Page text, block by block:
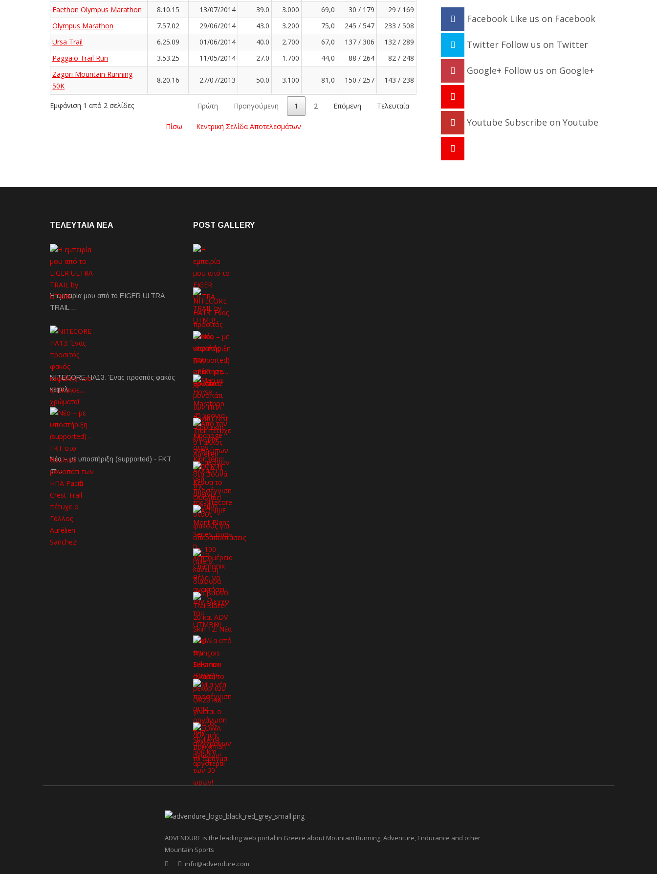
Faethon Olympus Marathon
8.10.15 13/07/2014 39.0 3.000 69,0 30 / 179
29 / 169
Olympus Marathon
7.57.02 29/06/2014 43.0 3.200 75,0 245 / 547
233 / 508
Ursa Trail
6.25.09 01/06/2014 40.0 2.700 67,0 137 / 306
132 / 289
Paggaio Trail Run
3.53.25 11/05/2014 27.0 1.700 44,0 88 / 264
82 / 248
Zagori Mountain Running
50K
8.20.16 27/07/2013 50.0 3.100 81,0 150 / 257 143 / 238
Εμφάνιση 1 από 2 σελίδες Πρώτη Προηγούμενη 1 2 Επόμενη Τελευταία
Πίσω Κεντρική Σελίδα Αποτελεσμάτων
Facebook Like us on Facebook
Twitter Follow us on Twitter
Google+ Follow us on Google+
Youtube Subscribe on Youtube
ΤΕΛΕΥΤΑΙΑ NEA
Η εμπειρία μου από το EIGER ULTRA
TRAIL …
NITECORE HA13: Ένας προσιτός φακός
κεφαλ…
Νέο – με υποστήριξη (supported) - FKT
στ…
POST GALLERY
ADVENDURE is the leading web portal in Greece about Mountain Running, Adventure, Endurance and other
Mountain Sports
info@advendure.com